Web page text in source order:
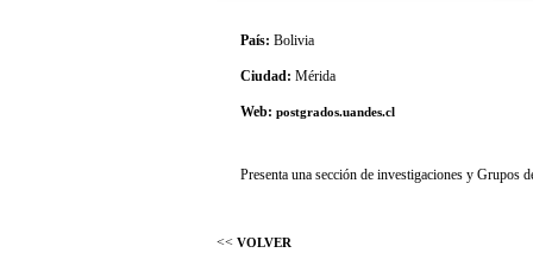
País: Bolivia
Ciudad: Mérida
Web: postgrados.uandes.cl
Presenta una sección de investigaciones y Grupos
<< VOLVER